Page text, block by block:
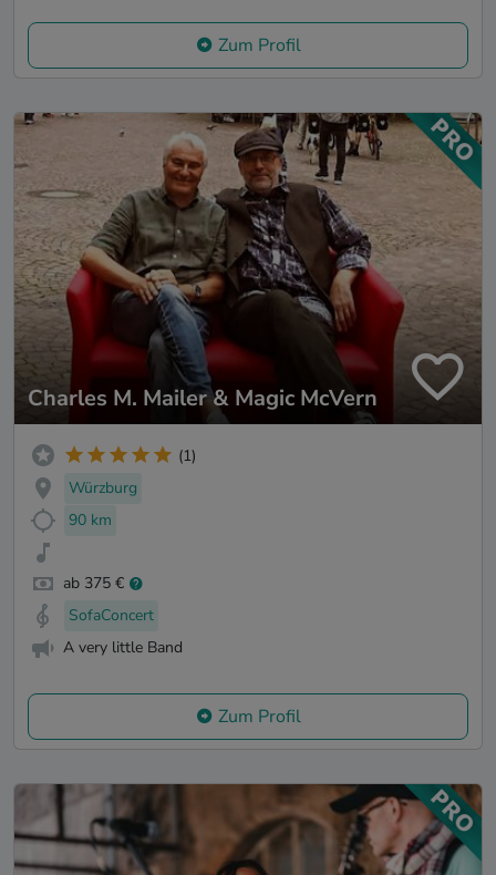
Zum Profil
Charles M. Mailer & Magic McVern
(1)
Würzburg
90 km
ab 375 €
SofaConcert
A very little Band
Zum Profil